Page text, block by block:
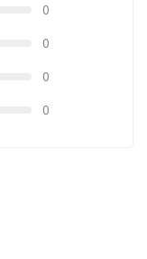
0
0
0
0